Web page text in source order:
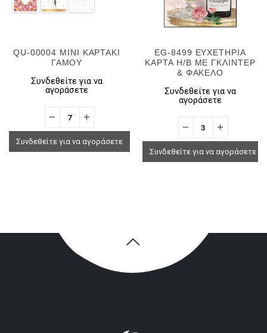
QU-00004 MINI ΚΑΡΤΑΚΙ
ΓΑΜΟΥ
Συνδεθείτε για να
αγοράσετε
Συνδεθείτε για να αγοράσετε
EG-8499 ΕΥΧΕΤΗΡΙΑ
ΚΑΡΤΑ H/B ΜΕ ΓΚΛΙΝΤΕΡ
& ΦΑΚΕΛΟ
Συνδεθείτε για να
αγοράσετε
Συνδεθείτε για να αγοράσετε